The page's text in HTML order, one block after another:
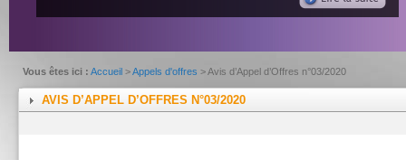
Vous êtes ici : Accueil >Appels d'offres > Avis d’Appel d’Offres n°03/2020
AVIS D’APPEL D’OFFRES N°03/2020